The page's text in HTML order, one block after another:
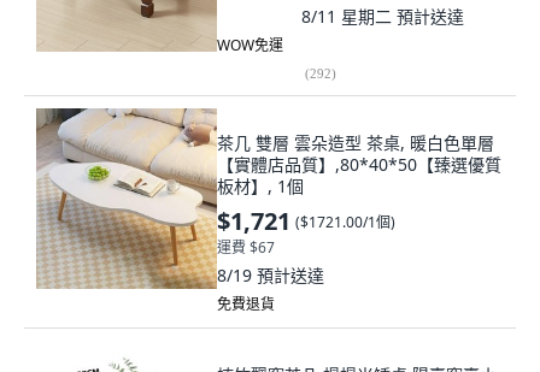
8/11 星期二 預計送達
WOW免運
(292)
茶几 雙層 雲朵造型 茶桌, 暖白色單層
【實體店品質】,80*40*50【臻選優質
板材】, 1個
$1,721 ($1721.00/1個)
運費 $67
8/19 預計送達
免費退貨